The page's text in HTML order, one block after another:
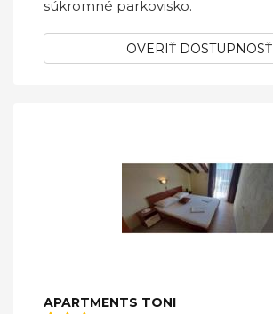
súkromné ​​parkovisko.
OVERIŤ DOSTUPNOSŤ
APARTMENTS TONI